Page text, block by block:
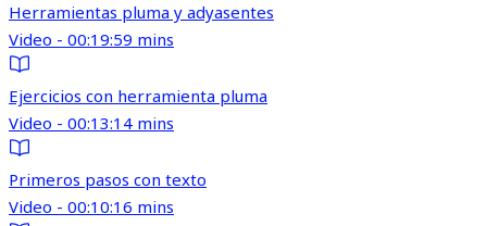
Herramientas pluma y adyasentes
Video - 00:19:59 mins
Ejercicios con herramienta pluma
Video - 00:13:14 mins
Primeros pasos con texto
Video - 00:10:16 mins